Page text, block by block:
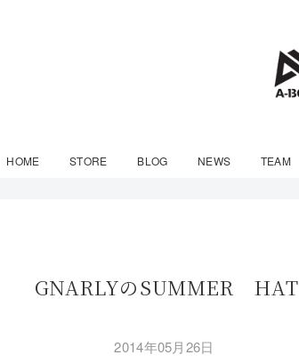
HOME STORE BLOG NEWS TEAM
GNARLYのSUMMER HAT
2014年05月26日